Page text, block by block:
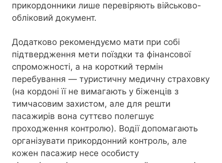
прикордонники лише перевіряють військово-
обліковий документ.
Додатково рекомендуємо мати при собі
підтвердження мети поїздки та фінансової
спроможності, а на короткий термін
перебування — туристичну медичну страховку
(на кордоні її не вимагають у біженців з
тимчасовим захистом, але для решти
пасажирів вона суттєво полегшує
проходження контролю). Водії допомагають
організувати прикордонний контроль, але
кожен пасажир несе особисту